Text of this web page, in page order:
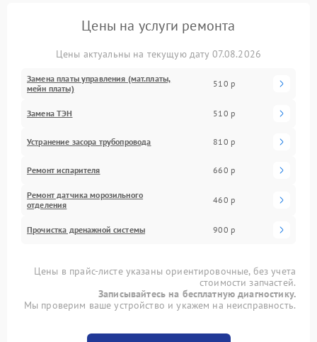
Цены на услуги ремонта
Цены актуальны на текущую дату 07.08.2026
Замена платы управления (мат.платы,
мейн платы)
510 р
Замена ТЭН 510 р
Устранение засора трубопровода 810 р
Ремонт испарителя 660 р
Ремонт датчика морозильного
отделения
460 р
Прочистка дренажной системы 900 р
Цены в прайс-листе указаны ориентировочные, без учета
стоимости запчастей.
Записывайтесь на бесплатную диагностику.
Мы проверим ваше устройство и укажем на неисправность.